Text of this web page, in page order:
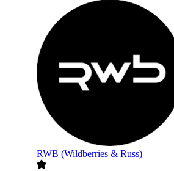
RWB (Wildberries & Russ)